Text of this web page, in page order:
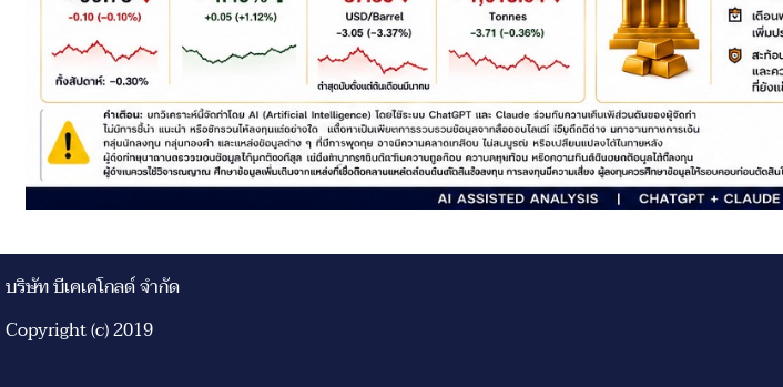
บริษัท บีเคเคโกลด์ จำกัด
Copyright (c) 2019